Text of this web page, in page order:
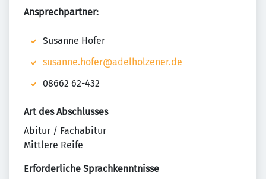
Ansprechpartner:
Susanne Hofer
susanne.hofer@adelholzener.de
08662 62-432
Art des Abschlusses
Abitur / Fachabitur
Mittlere Reife
Erforderliche Sprachkenntnisse